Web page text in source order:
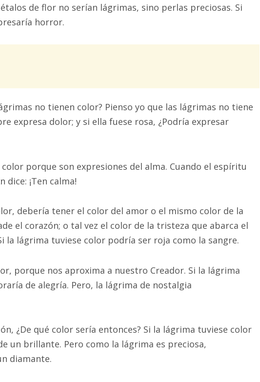
de flor no serían lágrimas, sino perlas preciosas. Si
horror.
no tienen color? Pienso yo que las lágrimas no tiene
expresa dolor; y si ella fuese rosa, ¿Podría expresar
porque son expresiones del alma. Cuando el espíritu
dice: ¡Ten calma!
debería tener el color del amor o el mismo color de la
el corazón; o tal vez el color de la tristeza que abarca el
la lágrima tuviese color podría ser roja como la sangre.
porque nos aproxima a nuestro Creador. Si la lágrima
de alegría. Pero, la lágrima de nostalgia
¿De qué color sería entonces? Si la lágrima tuviese color
un brillante. Pero como la lágrima es preciosa,
diamante.